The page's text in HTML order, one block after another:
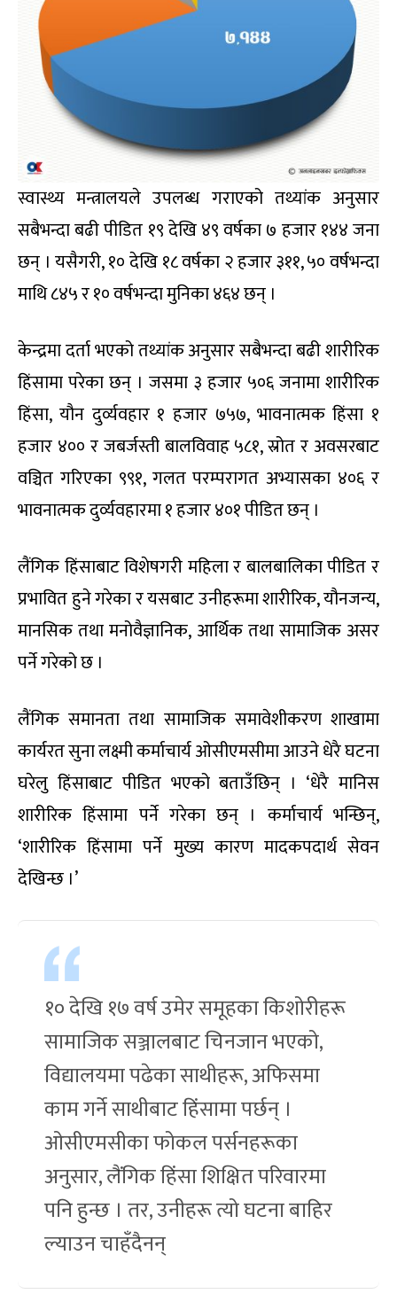
स्वास्थ्य मन्त्रालयले उपलब्ध गराएको तथ्यांक अनुसार
सबैभन्दा बढी पीडित १९ देखि ४९ वर्षका ७ हजार १४४ जना
छन् । यसैगरी, १० देखि १८ वर्षका २ हजार ३११, ५० वर्षभन्दा
माथि ८४५ र १० वर्षभन्दा मुनिका ४६४ छन् ।
केन्द्रमा दर्ता भएको तथ्यांक अनुसार सबैभन्दा बढी शारीरिक
हिंसामा परेका छन् । जसमा ३ हजार ५०६ जनामा शारीरिक
हिंसा, यौन दुर्व्यवहार १ हजार ७५७, भावनात्मक हिंसा १
हजार ४०० र जबर्जस्ती बालविवाह ५८१, स्रोत र अवसरबाट
वञ्चित गरिएका ९९१, गलत परम्परागत अभ्यासका ४०६ र
भावनात्मक दुर्व्यवहारमा १ हजार ४०१ पीडित छन् ।
लैंगिक हिंसाबाट विशेषगरी महिला र बालबालिका पीडित र
प्रभावित हुने गरेका र यसबाट उनीहरूमा शारीरिक, यौनजन्य,
मानसिक तथा मनोवैज्ञानिक, आर्थिक तथा सामाजिक असर
पर्ने गरेको छ ।
लैंगिक समानता तथा सामाजिक समावेशीकरण शाखामा
कार्यरत सुना लक्ष्मी कर्माचार्य ओसीएमसीमा आउने धेरै घटना
घरेलु हिंसाबाट पीडित भएको बताउँछिन् । ‘धेरै मानिस
शारीरिक हिंसामा पर्ने गरेका छन् । कर्माचार्य भन्छिन्,
‘शारीरिक हिंसामा पर्ने मुख्य कारण मादकपदार्थ सेवन
देखिन्छ ।’
१० देखि १७ वर्ष उमेर समूहका किशोरीहरू
सामाजिक सञ्जालबाट चिनजान भएको,
विद्यालयमा पढेका साथीहरू, अफिसमा
काम गर्ने साथीबाट हिंसामा पर्छन् ।
ओसीएमसीका फोकल पर्सनहरूका
अनुसार, लैंगिक हिंसा शिक्षित परिवारमा
पनि हुन्छ । तर, उनीहरू त्यो घटना बाहिर
ल्याउन चाहँदैनन्